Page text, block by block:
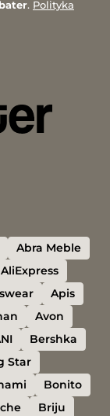
. Polityka
Abra Meble
AliExpress
Apis
Avon
Bershka
Star
Bonito
Briju